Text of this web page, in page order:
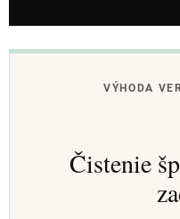
VÝHODA
Čistenie